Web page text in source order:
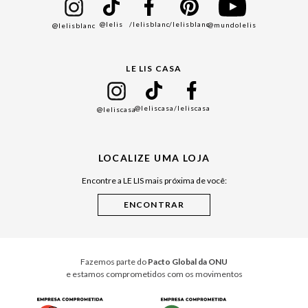
Black Friday
Cuidados Casa
@lelisblanc @lelis /lelisblanc/lelisblanc@mundolelis
LE LIS CASA
@leliscasa@leliscasa/leliscasa
LOCALIZE UMA LOJA
Encontre a LE LIS mais próxima de você:
Fazemos parte do Pacto Global da ONU
e estamos comprometidos com os movimentos